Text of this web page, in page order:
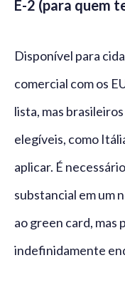
E-2 (para quem
Disponível para
comercial com os
lista, mas
elegíveis, como
aplicar. É
substancial em um
ao green card, mas
indefinidamente